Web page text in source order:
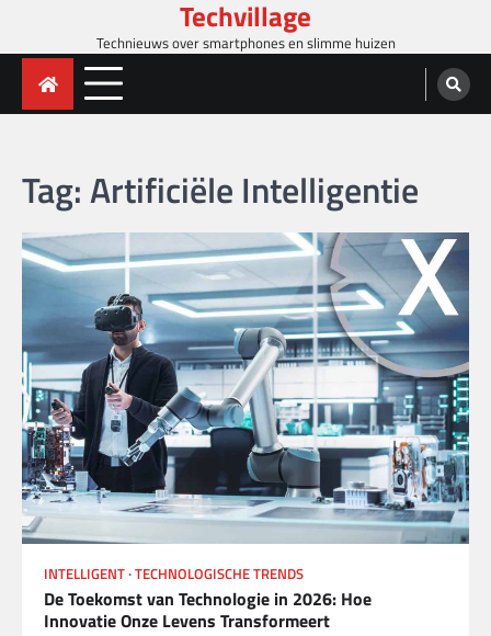
content
Techvillage
Technieuws over smartphones en slimme huizen
Tag:Artificiële Intelligentie
INTELLIGENT TECHNOLOGISCHE TRENDS
De Toekomst van Technologie in 2026: Hoe
Innovatie Onze Levens Transformeert